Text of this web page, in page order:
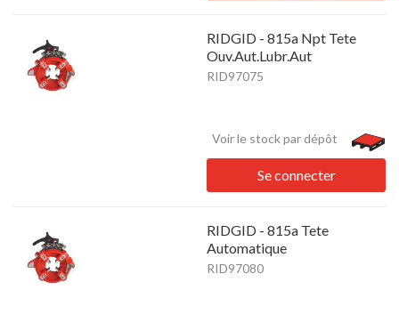
RIDGID - 815a Npt Tete
Ouv.Aut.Lubr.Aut
RID97075
Voir le stock par dépôt
Se connecter
RIDGID - 815a Tete
Automatique
RID97080